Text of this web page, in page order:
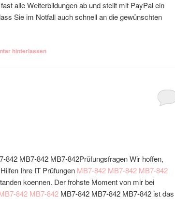
alle Weiterbildungen ab und stellt mit PayPal ein
Sie im Notfall auch schnell an die gewünschten
hinterlassen
842 MB7-842 MB7-842Prüfungsfragen Wir hoffen,
Ihre IT Prüfungen MB7-842 MB7-842 MB7-842
koennen. Der frohste Moment von mir bei
842 MB7-842 MB7-842 MB7-842 MB7-842 ist das